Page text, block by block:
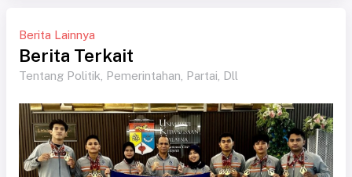
Berita Lainnya
Berita Terkait
Tentang Politik, Pemerintahan, Partai, Dll